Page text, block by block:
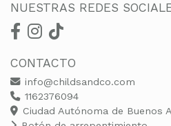
NUESTRAS REDES
CONTACTO
info@childsandco.com
1162376094
Ciudad Autónoma de Buenos